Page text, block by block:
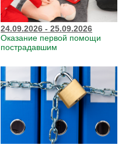
24.09.2026 - 25.09.2026
Оказание первой помощи
пострадавшим